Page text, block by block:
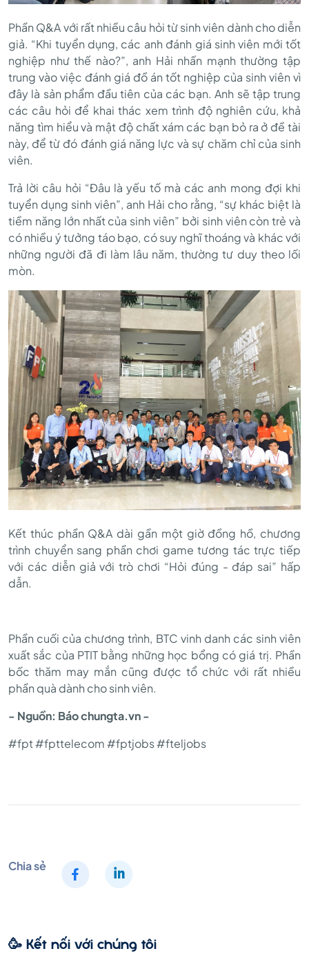
Phần Q&A với rất nhiều câu hỏi từ sinh viên dành cho diễn
giả. “Khi tuyển dụng, các anh đánh giá sinh viên mới tốt
nghiệp như thế nào?”, anh Hải nhấn mạnh thường tập
trung vào việc đánh giá đồ án tốt nghiệp của sinh viên vì
đây là sản phẩm đầu tiên của các bạn. Anh sẽ tập trung
các câu hỏi để khai thác xem trình độ nghiên cứu, khả
năng tìm hiểu và mật độ chất xám các bạn bỏ ra ở đề tài
này, để từ đó đánh giá năng lực và sự chăm chỉ của sinh
viên.
Trả lời câu hỏi “Đâu là yếu tố mà các anh mong đợi khi
tuyển dụng sinh viên”, anh Hải cho rằng, “sự khác biệt là
tiềm năng lớn nhất của sinh viên” bởi sinh viên còn trẻ và
có nhiều ý tưởng táo bạo, có suy nghĩ thoáng và khác với
những người đã đi làm lâu năm, thường tư duy theo lối
mòn.
Kết thúc phần Q&A dài gần một giờ đồng hồ, chương
trình chuyển sang phần chơi game tương tác trực tiếp
với các diễn giả với trò chơi “Hỏi đúng - đáp sai” hấp
dẫn.
Phần cuối của chương trình, BTC vinh danh các sinh viên
xuất sắc của PTIT bằng những học bổng có giá trị. Phần
bốc thăm may mắn cũng được tổ chức với rất nhiều
phần quà dành cho sinh viên.
- Nguồn: Báo chungta.vn -
#fpt #fpttelecom #fptjobs #fteljobs
Chia sẻ
🥳 Kết nối với chúng tôi